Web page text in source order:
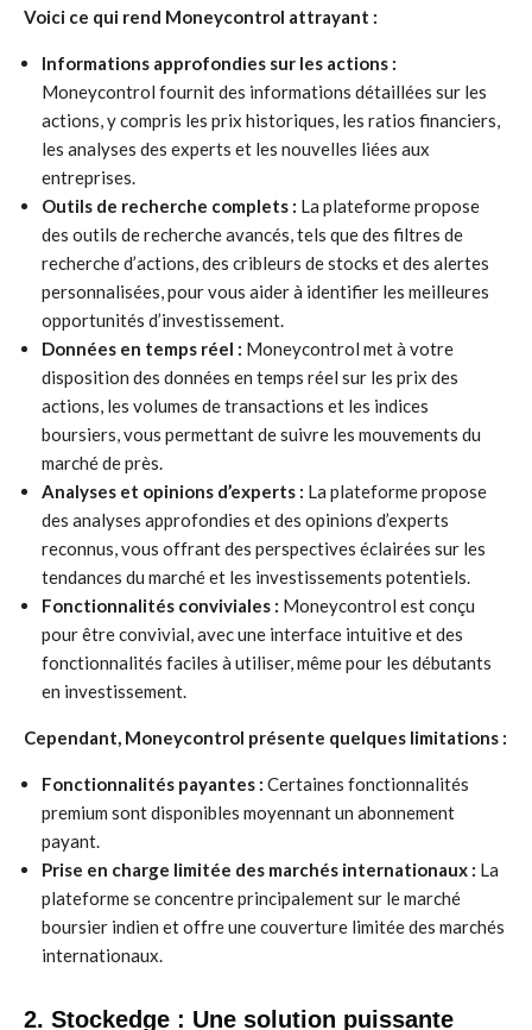
Voici ce qui rend Moneycontrol attrayant :
Informations approfondies sur les actions :
Moneycontrol fournit des informations détaillées sur les
actions, y compris les prix historiques, les ratios financiers,
les analyses des experts et les nouvelles liées aux
entreprises.
Outils de recherche complets : La plateforme propose
des outils de recherche avancés, tels que des filtres de
recherche d’actions, des cribleurs de stocks et des alertes
personnalisées, pour vous aider à identifier les meilleures
opportunités d’investissement.
Données en temps réel : Moneycontrol met à votre
disposition des données en temps réel sur les prix des
actions, les volumes de transactions et les indices
boursiers, vous permettant de suivre les mouvements du
marché de près.
Analyses et opinions d’experts : La plateforme propose
des analyses approfondies et des opinions d’experts
reconnus, vous offrant des perspectives éclairées sur les
tendances du marché et les investissements potentiels.
Fonctionnalités conviviales : Moneycontrol est conçu
pour être convivial, avec une interface intuitive et des
fonctionnalités faciles à utiliser, même pour les débutants
en investissement.
Cependant, Moneycontrol présente quelques limitations :
Fonctionnalités payantes : Certaines fonctionnalités
premium sont disponibles moyennant un abonnement
payant.
Prise en charge limitée des marchés internationaux : La
plateforme se concentre principalement sur le marché
boursier indien et offre une couverture limitée des marchés
internationaux.
2. Stockedge : Une solution puissante